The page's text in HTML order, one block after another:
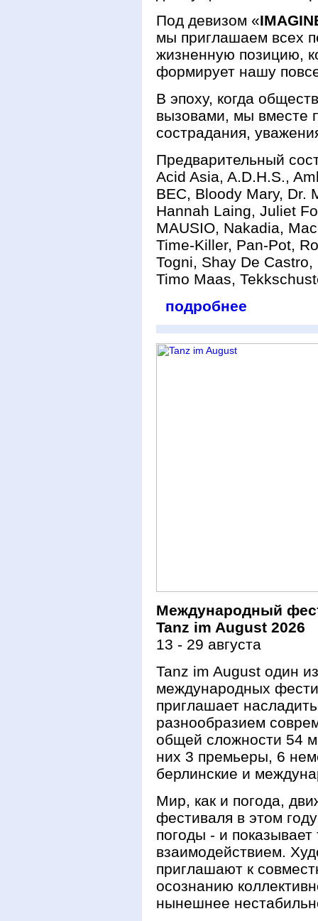
Под девизом «
мы приглашаем всех
жизненную позицию,
формирует нашу
В эпоху, когда
вызовами, мы вместе
сострадания,
Предварительный
Acid Asia, A.D.H.S.,
BEC, Bloody Mary, Dr.
Hannah Laing, Juliet
MAUSIO, Nakadia,
Time-Killer, Pan-Pot,
Togni, Shay De
Timo Maas,
подробнее
Международный
Tanz im August 2026
13 - 29 августа
Tanz im August один
международных
приглашает
разнообразием
общей сложности 54
них 3 премьеры, 6
берлинские и
Мир, как и погода,
фестиваля в этом
погоды - и
взаимодействием.
приглашают к
осознанию
нынешнее